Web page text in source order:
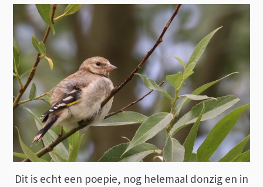
Dit is echt een poepie, nog helemaal donzig en in